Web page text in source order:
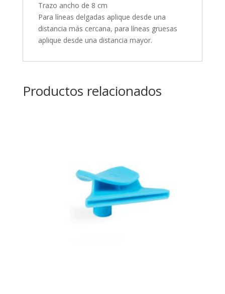
Trazo ancho de 8 cm
Para líneas delgadas aplique desde una
distancia más cercana, para líneas gruesas
aplique desde una distancia mayor.
Productos relacionados